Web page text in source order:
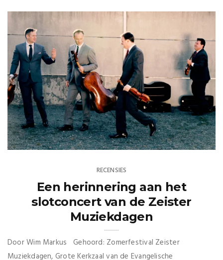
RECENSIES
Een herinnering aan het
slotconcert van de Zeister
Muziekdagen
Door Wim Markus Gehoord: Zomerfestival Zeister
Muziekdagen, Grote Kerkzaal van de Evangelische